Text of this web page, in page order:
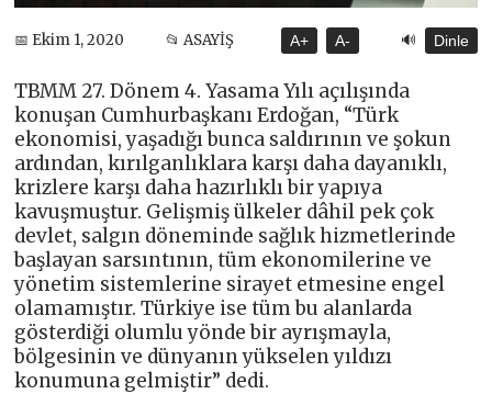
📅 Ekim 1, 2020 📂 ASAYİŞ A+ A- 🔊 Dinle
TBMM 27. Dönem 4. Yasama Yılı açılışında
konuşan Cumhurbaşkanı Erdoğan, “Türk
ekonomisi, yaşadığı bunca saldırının ve şokun
ardından, kırılganlıklara karşı daha dayanıklı,
krizlere karşı daha hazırlıklı bir yapıya
kavuşmuştur. Gelişmiş ülkeler dâhil pek çok
devlet, salgın döneminde sağlık hizmetlerinde
başlayan sarsıntının, tüm ekonomilerine ve
yönetim sistemlerine sirayet etmesine engel
olamamıştır. Türkiye ise tüm bu alanlarda
gösterdiği olumlu yönde bir ayrışmayla,
bölgesinin ve dünyanın yükselen yıldızı
konumuna gelmiştir” dedi.